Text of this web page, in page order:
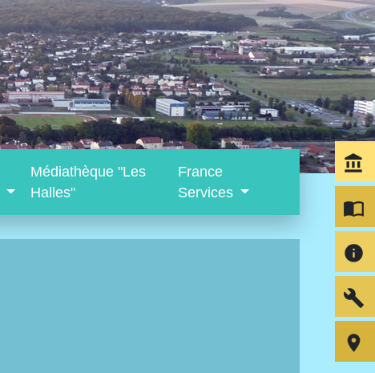
Médiathèque "Les
Halles"
France
Services
account_balance
import_contacts
info
build
room